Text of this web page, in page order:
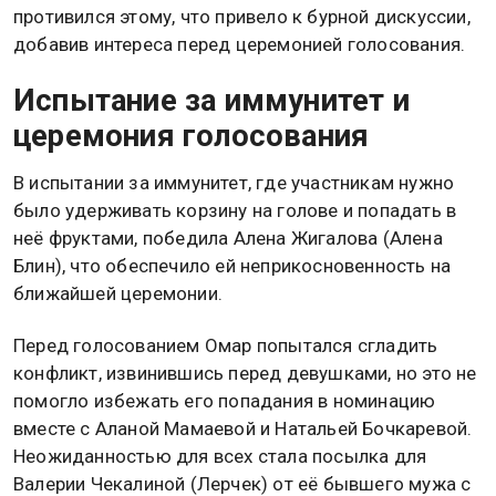
противился этому, что привело к бурной дискуссии,
добавив интереса перед церемонией голосования.
Испытание за иммунитет и
церемония голосования
В испытании за иммунитет, где участникам нужно
было удерживать корзину на голове и попадать в
неё фруктами, победила Алена Жигалова (Алена
Блин), что обеспечило ей неприкосновенность на
ближайшей церемонии.
Перед голосованием Омар попытался сгладить
конфликт, извинившись перед девушками, но это не
помогло избежать его попадания в номинацию
вместе с Аланой Мамаевой и Натальей Бочкаревой.
Неожиданностью для всех стала посылка для
Валерии Чекалиной (Лерчек) от её бывшего мужа с